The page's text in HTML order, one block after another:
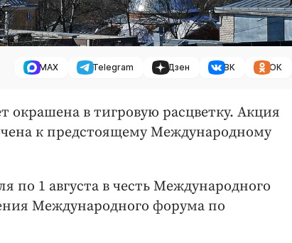
MAX Telegram Дзен ВК ОК
окрашена в тигровую расцветку. Акция
к предстоящему Международному
по 1 августа в честь Международного
Международного форума по